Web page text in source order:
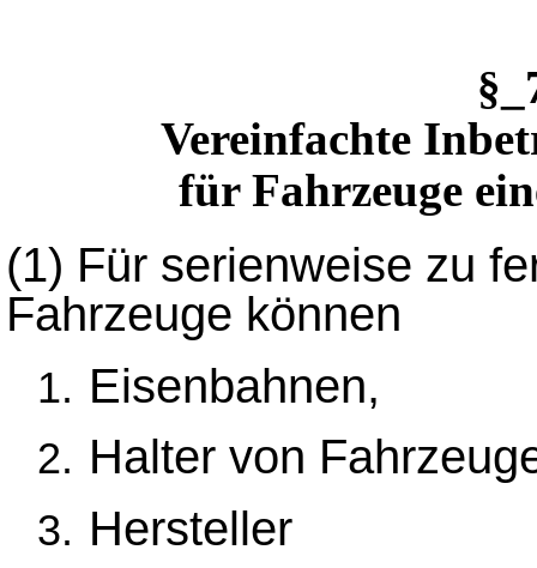
Vereinfachte
für Fahrzeuge
(1) Für serienweise zu
Fahrzeuge können
Eisenbahnen,
Halter von
Hersteller